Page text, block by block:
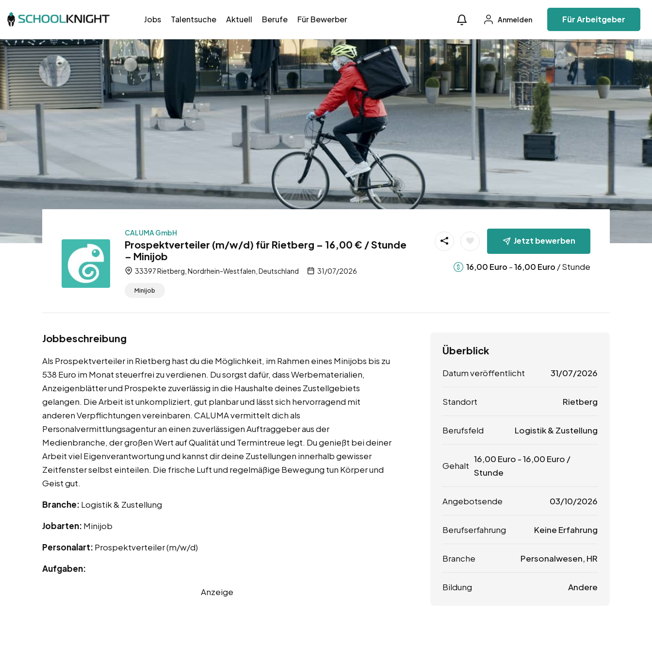
Jobs Talentsuche Aktuell Berufe Für Bewerber Anmelden Für Arbeitgeber
CALUMA GmbH
Prospektverteiler (m/w/d) für Rietberg – 16,00 € / Stunde
– Minijob
33397 Rietberg, Nordrhein-Westfalen, Deutschland 31/07/2026
Minijob
Jetzt bewerben
16,00 Euro -16,00 Euro / Stunde
Jobbeschreibung
Als Prospektverteiler in Rietberg hast du die Möglichkeit, im Rahmen eines Minijobs bis zu
538 Euro im Monat steuerfrei zu verdienen. Du sorgst dafür, dass Werbematerialien,
Anzeigenblätter und Prospekte zuverlässig in die Haushalte deines Zustellgebiets
gelangen. Die Arbeit ist unkompliziert, gut planbar und lässt sich hervorragend mit
anderen Verpflichtungen vereinbaren. CALUMA vermittelt dich als
Personalvermittlungsagentur an einen zuverlässigen Auftraggeber aus der
Medienbranche, der großen Wert auf Qualität und Termintreue legt. Du genießt bei deiner
Arbeit viel Eigenverantwortung und kannst dir deine Zustellungen innerhalb gewisser
Zeitfenster selbst einteilen. Die frische Luft und regelmäßige Bewegung tun Körper und
Geist gut.
Branche: Logistik & Zustellung
Jobarten: Minijob
Personalart: Prospektverteiler (m/w/d)
Aufgaben:
Anzeige
Überblick
Datum veröffentlicht 31/07/2026
Standort Rietberg
Berufsfeld Logistik & Zustellung
Gehalt
16,00 Euro -16,00 Euro /
Stunde
Angebotsende 03/10/2026
Berufserfahrung Keine Erfahrung
Branche Personalwesen, HR
Bildung Andere